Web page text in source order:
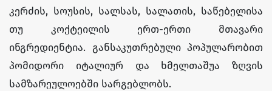
კერძის, სოუსის, სალსას, სალათის, საწებელისა
თუ კოქტეილის ერთ-ერთი მთავარი
ინგრედიენტია. განსაკუთრებული პოპულარობით
პომიდორი იტალიურ და ხმელთაშუა ზღვის
სამზარეულოებში სარგებლობს.